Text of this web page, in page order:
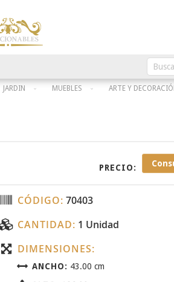
Buscar
JARDIN MUEBLES ARTE Y
PRECIO:
CÓDIGO: 70403
CANTIDAD: 1 Unidad
DIMENSIONES:
ANCHO: 43.00 cm